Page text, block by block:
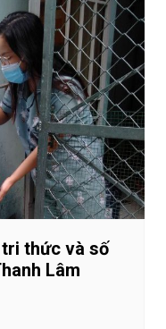
thức và số
Lâm